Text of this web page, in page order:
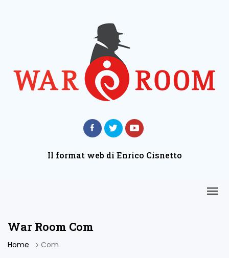
Il format web di Enrico Cisnetto
War Room Com
Home Com